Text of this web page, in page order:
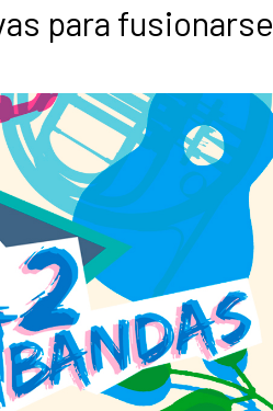
para fusionarse